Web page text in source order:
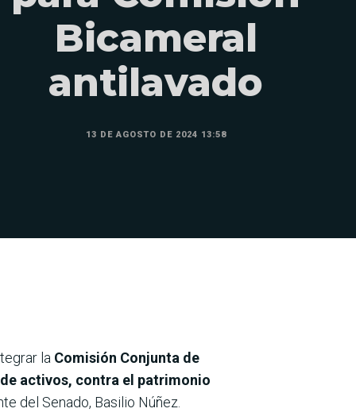
Bicameral
antilavado
13 DE AGOSTO DE 2024 13:58
la Comisión Conjunta de
activos, contra el patrimonio
del Senado, Basilio Núñez.